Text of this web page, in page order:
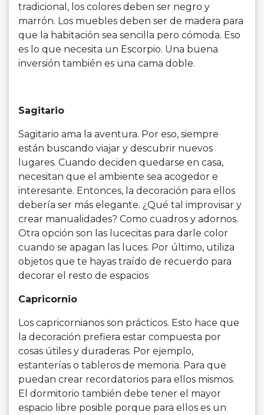
tradicional, los colores deben ser negro y
marrón. Los muebles deben ser de madera para
que la habitación sea sencilla pero cómoda. Eso
es lo que necesita un Escorpio. Una buena
inversión también es una cama doble.
Sagitario
Sagitario ama la aventura. Por eso, siempre
están buscando viajar y descubrir nuevos
lugares. Cuando deciden quedarse en casa,
necesitan que el ambiente sea acogedor e
interesante. Entonces, la decoración para ellos
debería ser más elegante. ¿Qué tal improvisar y
crear manualidades? Como cuadros y adornos.
Otra opción son las lucecitas para darle color
cuando se apagan las luces. Por último, utiliza
objetos que te hayas traído de recuerdo para
decorar el resto de espacios
Capricornio
Los capricornianos son prácticos. Esto hace que
la decoración prefiera estar compuesta por
cosas útiles y duraderas. Por ejemplo,
estanterías o tableros de memoria. Para que
puedan crear recordatorios para ellos mismos.
El dormitorio también debe tener el mayor
espacio libre posible porque para ellos es un